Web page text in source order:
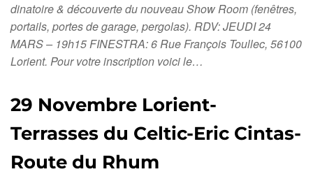
dinatoire & découverte du nouveau Show Room (fenêtres,
portails, portes de garage, pergolas). RDV: JEUDI 24
MARS – 19h15 FINESTRA: 6 Rue François Toullec, 56100
Lorient. Pour votre inscription voici le…
29 Novembre Lorient-
Terrasses du Celtic-Eric Cintas-
Route du Rhum